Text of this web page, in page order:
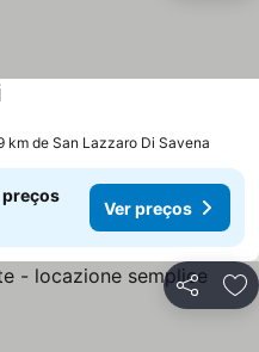
km de San Lazzaro Di Savena
preços
Ver preços
Partilhar